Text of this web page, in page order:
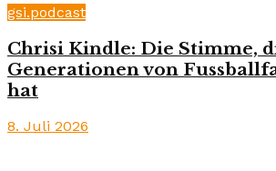
gsi.podcast
Chrisi Kindle: Die Stimme,
Generationen von
hat
8. Juli 2026